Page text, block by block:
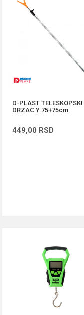
D-PLAST TELESKOPSKI
DRZAC Y 75+75cm
449,00 RSD